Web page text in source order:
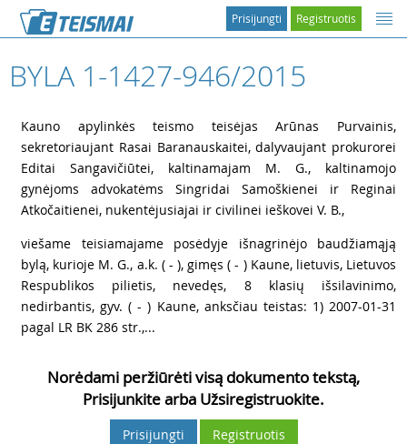
Registruotis
Prisijungti
BYLA 1-1427-946/2015
Kauno apylinkės teismo teisėjas Arūnas Purvainis,
sekretoriaujant Rasai Baranauskaitei, dalyvaujant prokurorei
Editai Sangavičiūtei, kaltinamajam M. G., kaltinamojo
gynėjoms advokatėms Singridai Samoškienei ir Reginai
Atkočaitienei, nukentėjusiajai ir civilinei ieškovei V. B.,
viešame teisiamajame posėdyje išnagrinėjo baudžiamąją
bylą, kurioje M. G., a.k. ( - ), gimęs ( - ) Kaune, lietuvis, Lietuvos
Respublikos pilietis, nevedęs, 8 klasių išsilavinimo,
nedirbantis, gyv. ( - ) Kaune, anksčiau teistas: 1) 2007-01-31
pagal LR BK 286 str.,...
Norėdami peržiūrėti visą dokumento tekstą,
Prisijunkite arba Užsiregistruokite.
Prisijungti Registruotis